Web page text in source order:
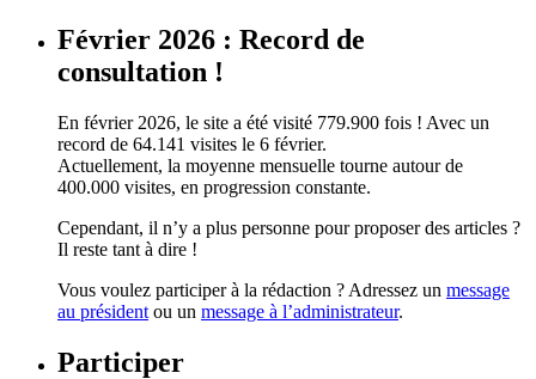
Février 2026 : Record de
consultation !
En février 2026, le site a été visité 779.900 fois ! Avec un
record de 64.141 visites le 6 février.
Actuellement, la moyenne mensuelle tourne autour de
400.000 visites, en progression constante.
Cependant, il n’y a plus personne pour proposer des articles ?
Il reste tant à dire !
Vous voulez participer à la rédaction ? Adressez un message
au président ou un message à l’administrateur.
Participer